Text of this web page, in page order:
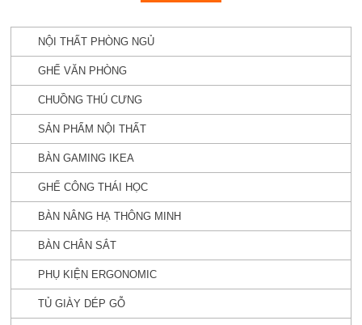
NỘI THẤT PHÒNG NGỦ
GHẾ VĂN PHÒNG
CHUỒNG THÚ CƯNG
SẢN PHẨM NỘI THẤT
BÀN GAMING IKEA
GHẾ CÔNG THÁI HỌC
BÀN NÂNG HẠ THÔNG MINH
BÀN CHÂN SẮT
PHỤ KIỆN ERGONOMIC
TỦ GIÀY DÉP GỖ